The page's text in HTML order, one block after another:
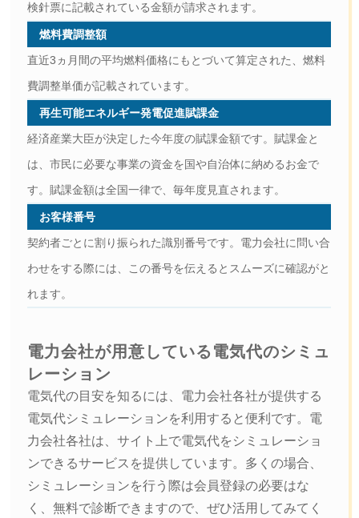
検針票に記載されている金額が請求されます。
燃料費調整額
直近3ヵ月間の平均燃料価格にもとづいて算定された、燃料
費調整単価が記載されています。
再生可能エネルギー発電促進賦課金
経済産業大臣が決定した今年度の賦課金額です。賦課金と
は、市民に必要な事業の資金を国や自治体に納めるお金で
す。賦課金額は全国一律で、毎年度見直されます。
お客様番号
契約者ごとに割り振られた識別番号です。電力会社に問い合
わせをする際には、この番号を伝えるとスムーズに確認がと
れます。
電力会社が用意している電気代のシミュ
レーション
電気代の目安を知るには、電力会社各社が提供する
電気代シミュレーションを利用すると便利です。電
力会社各社は、サイト上で電気代をシミュレーショ
ンできるサービスを提供しています。多くの場合、
シミュレーションを行う際は会員登録の必要はな
く、無料で診断できますので、ぜひ活用してみてく